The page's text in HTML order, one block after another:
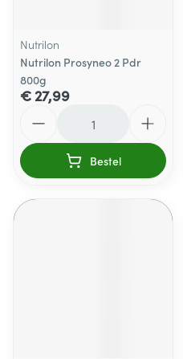
Nutrilon
Nutrilon Prosyneo 2 Pdr
800g
€ 27,99
Bestel